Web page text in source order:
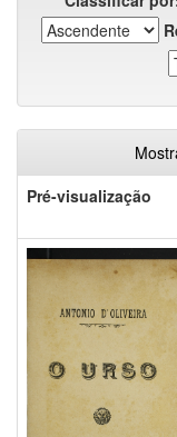
Pré-visualização